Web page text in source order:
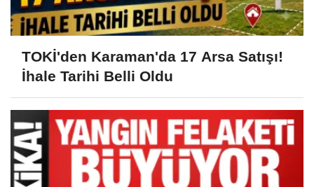
TOKİ'den Karaman'da 17 Arsa Satışı!
İhale Tarihi Belli Oldu